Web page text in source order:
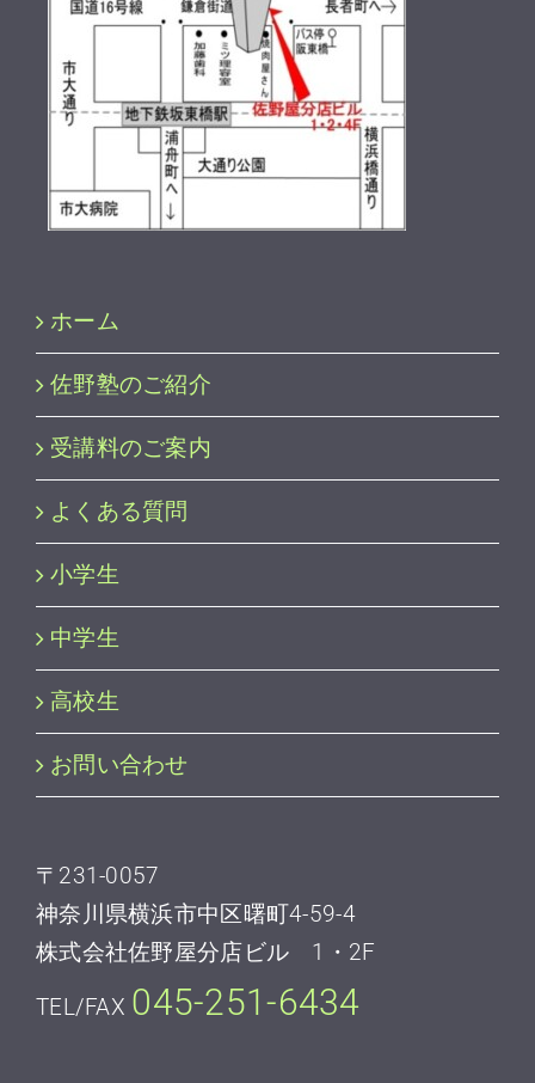
ホーム
佐野塾のご紹介
受講料のご案内
よくある質問
小学生
中学生
高校生
お問い合わせ
〒231-0057
神奈川県横浜市中区曙町4-59-4
株式会社佐野屋分店ビル 1・2F
TEL/FAX 045-251-6434